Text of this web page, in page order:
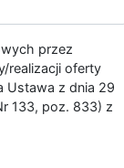
przez
realizacji oferty
Ustawa z dnia 29
133, poz. 833) z